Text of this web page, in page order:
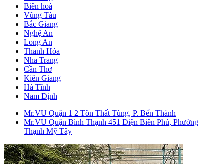
Biên hoà
Vũng Tàu
Bắc Giang
Nghệ An
Long An
Thanh Hóa
Nha Trang
Cần Thơ
Kiên Giang
Hà Tĩnh
Nam Định
Mr.VU Quận 1 2 Tôn Thất Tùng, P. Bến Thành
Mr.VU Quận Bình Thạnh 451 Điện Biên Phủ, Phường
Thạnh Mỹ Tây